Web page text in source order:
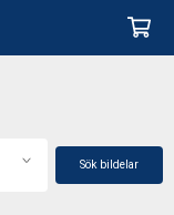
Sök bildelar